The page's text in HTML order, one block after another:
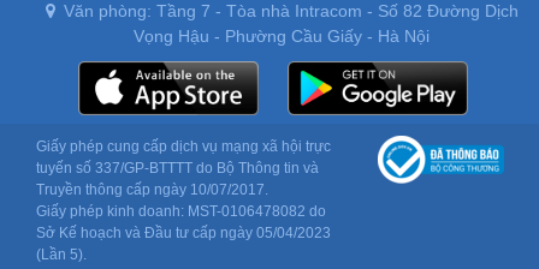
Văn phòng: Tầng 7 - Tòa nhà Intracom - Số 82 Đường Dịch
Vọng Hậu - Phường Cầu Giấy - Hà Nội
Giấy phép cung cấp dịch vụ mạng xã hội trực
tuyến số 337/GP-BTTTT do Bộ Thông tin và
Truyền thông cấp ngày 10/07/2017.
Giấy phép kinh doanh: MST-0106478082 do
Sở Kế hoạch và Đầu tư cấp ngày 05/04/2023
(Lần 5).